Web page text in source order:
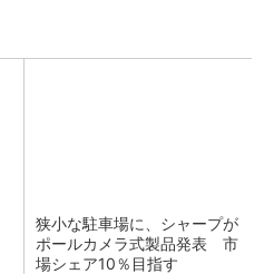
狭小な駐車場に、シャープが
ポールカメラ式製品発表 市
場シェア10％目指す